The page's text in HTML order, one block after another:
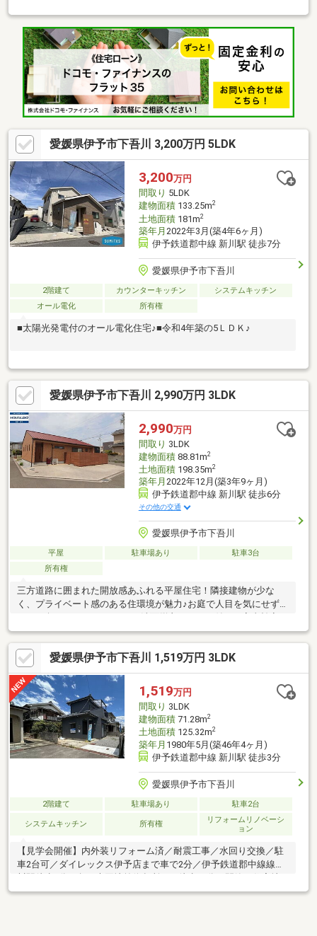
愛媛県伊予市下吾川 3,200万円 5LDK
3,200万円
間取り 5LDK
建物面積133.25m2
土地面積181m2
築年月 2022年3月(築4年6ヶ月)
伊予鉄道郡中線 新川駅 徒歩7分
愛媛県伊予市下吾川
2階建て カウンターキッチン
システムキッチン
オール電化
所有権
■太陽光発電付のオール電化住宅♪■令和4年築の5ＬＤＫ♪
愛媛県伊予市下吾川 2,990万円 3LDK
2,990万円
間取り 3LDK
建物面積88.81m2
土地面積198.35m2
築年月 2022年12月(築3年9ヶ月)
伊予鉄道郡中線 新川駅 徒歩6分
その他の交通
愛媛県伊予市下吾川
平屋 駐車場あり
駐車3台
所有権
三方道路に囲まれた開放感あふれる平屋住宅！隣接建物が少な
く、プライベート感のある住環境が魅力♪お庭で人目を気にせず
ップ◎駐車3台分確保！
愛媛県伊予市下吾川 1,519万円 3LDK
1,519万円
間取り 3LDK
建物面積71.28m2
土地面積125.32m2
築年月 1980年5月(築46年4ヶ月)
伊予鉄道郡中線 新川駅 徒歩3分
愛媛県伊予市下吾川
2階建て 駐車場あり 駐車2台
システムキッチン 所有権
リフォームリノベーシ
ョン
【見学会開催】内外装リフォーム済／耐震工事／水回り交換／駐
車2台可／ダイレックス伊予店まで車で2分／伊予鉄道郡中線線新
川駅徒歩3分／鳥の木団地前停留所まで徒歩10分／閑静な住宅地
／新川海水浴場ま